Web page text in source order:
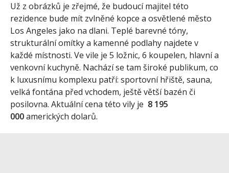
Už z obrázků je zřejmé, že budoucí majitel této
rezidence bude mít zvlněné kopce a osvětlené město
Los Angeles jako na dlani. Teplé barevné tóny,
strukturální omítky a kamenné podlahy najdete v
každé místnosti. Ve vile je 5 ložnic, 6 koupelen, hlavní a
venkovní kuchyně. Nachází se tam široké publikum, co
k luxusnímu komplexu patří: sportovní hřiště, sauna,
velká fontána před vchodem, ještě větší bazén či
posilovna. Aktuální cena této vily je 8 195
000amerických dolarů.